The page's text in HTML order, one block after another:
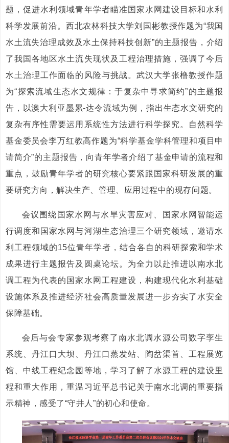
题，促进水利领域青年学者瞄准国家水网建设目标和水利
科学发展前沿。西北农林科技大学刘国彬教授作题为“我国
水土流失治理成效及水土保持科技创新”的主题报告，介绍
了我国各地区水土流失现状及工程治理措施，强调了今后
水土治理工作面临的风险与挑战。武汉大学张橹教授作题
为“探索流域生态水文规律：于复杂中寻求简约”的主题报
告，以澳大利亚墨累-达令流域为例，指出生态水文研究的
复杂有序性需要运用系统性方法进行科学探究。自然科学
基金委员会李万红教高作题为“科学基金学科管理和项目申
请简介”的主题报告，向青年学者介绍了基金申请的流程和
重点，鼓励青年学者的研究核心要紧跟国家科研发展的重
要研究方向，解决生产、管理、应用过程中的现存问题。
会议围绕国家水网与水旱灾害应对、国家水网智能运
行调度和国家水网与河湖生态治理三个研究领域，邀请水
利工程领域的15位青年学者，结合各自的科研探索和学术
成果进行主题报告及圆桌论坛。为全力以赴推进以南水北
调工程为代表的国家水网工程建设，构建现代化水利基础
设施体系及推进经济社会高质量发展进一步夯实了水安全
保障基础。
会后与会专家参观考察了南水北调水源公司数字孪生
系统、丹江口大坝、丹江口蒸发站、陶岔渠首、工程展览
馆、中线工程纪念园等地，学习了解了水源工程的建设里
程和重大作用，重温习近平总书记关于南水北调的重要指
示精神，感受了“守井人”的初心和使命。